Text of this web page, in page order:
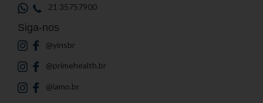
21 35757900
Siga-nos
@yinsbr
@primehealth.br
@iamo.br